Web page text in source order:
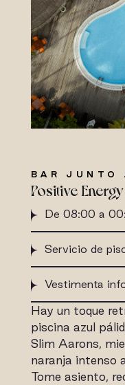
BAR JUNTO
Positive Energy
De 08:00 a
Servicio de
Vestimenta
Hay un toque
piscina azul
Slim Aarons,
naranja intenso
Tome asiento,